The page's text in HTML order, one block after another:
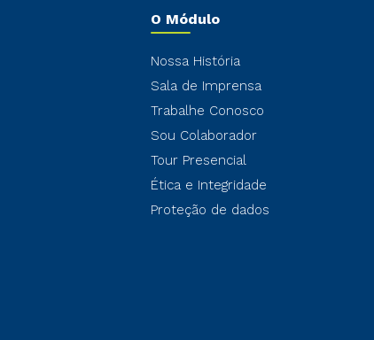
O Módulo
Nossa História
Sala de Imprensa
Trabalhe Conosco
Sou Colaborador
Tour Presencial
Ética e Integridade
Proteção de dados